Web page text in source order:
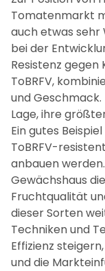
Tomatenmarkt
auch etwas sehr
bei der
Resistenz
ToBRFV,
und
Lage, ihre
Ein gutes
ToBRFV-
anbauen
Gewächshaus
Fruchtqualität
dieser Sorten
Techniken und
Effizienz
und die